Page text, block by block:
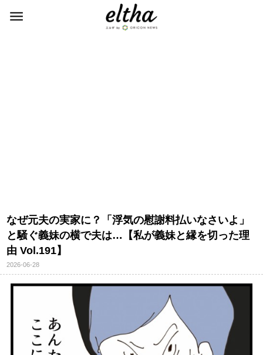
なぜ元夫の実家に？「浮気の慰謝料払いなさいよ」
と騒ぐ義妹の横で夫は…【私が義妹と縁を切った理
由 Vol.191】
2026-06-28